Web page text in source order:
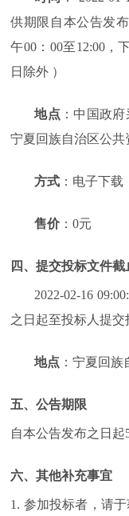
供期限自本公告发
午00：00至12:00，
日除外 ）
地点 ：中国政
宁夏回族自治区公共
方式 ：电子下载
售价：0元
四、提交投标文件
2022-02-16
之日起至投标人提交
地点 ：宁夏回
五、公告期限
自本公告发布之日起
六、其他补充事宜
1. 参加投标者，请